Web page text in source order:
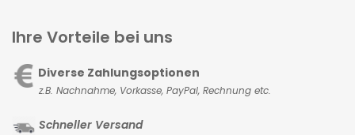
Ihre Vorteile bei uns
Diverse Zahlungsoptionen
z.B. Nachnahme, Vorkasse, PayPal, Rechnung etc.
Schneller Versand